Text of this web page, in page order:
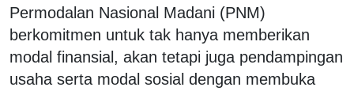
Permodalan Nasional Madani (PNM)
berkomitmen untuk tak hanya memberikan
modal finansial, akan tetapi juga pendampingan
usaha serta modal sosial dengan membuka